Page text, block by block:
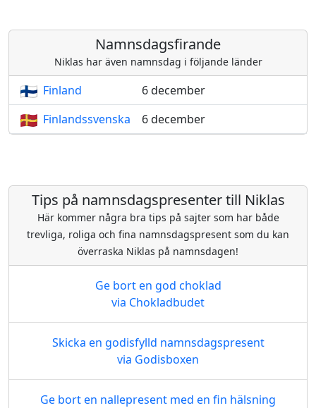
Namnsdagsfirande
Niklas har även namnsdag i följande länder
Finland
6 december
Finlandssvenska
6 december
Tips på namnsdagspresenter till Niklas
Här kommer några bra tips på sajter som har både
trevliga, roliga och fina namnsdagspresent som du kan
överraska Niklas på namnsdagen!
Ge bort en god choklad
via Chokladbudet
Skicka en godisfylld namnsdagspresent
via Godisboxen
Ge bort en nallepresent med en fin hälsning